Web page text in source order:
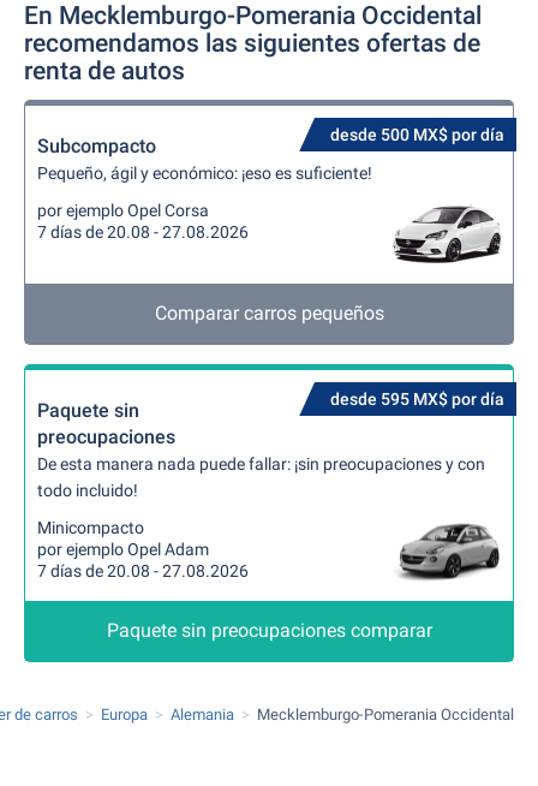
En Mecklemburgo-Pomerania Occidental
recomendamos las siguientes ofertas de
renta de autos
desde 500 MX$ por día
Subcompacto
Pequeño, ágil y económico: ¡eso es suficiente!
por ejemplo Opel Corsa
7 días de 20.08 - 27.08.2026
Comparar carros pequeños
desde 595 MX$ por día
Paquete sin
preocupaciones
De esta manera nada puede fallar: ¡sin preocupaciones y con
todo incluido!
Minicompacto
por ejemplo Opel Adam
7 días de 20.08 - 27.08.2026
Paquete sin preocupaciones comparar
de carros Europa Alemania Mecklemburgo-Pomerania Occidental